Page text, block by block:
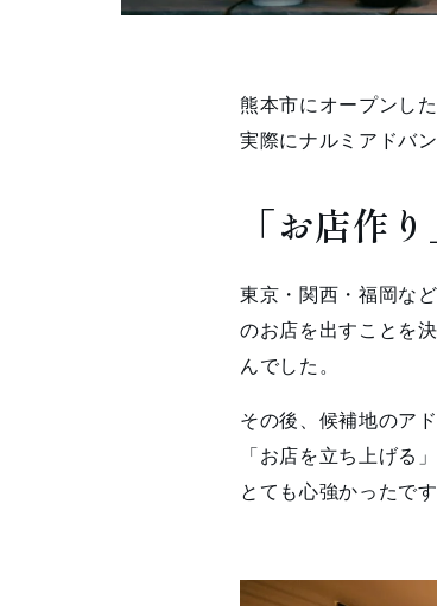
熊本市にオープンし
実際にナルミアドバ
「お店作
東京・関西・福岡な
のお店を出すことを
んでした。
その後、候補地のア
「お店を立ち上げる
とても心強かったです